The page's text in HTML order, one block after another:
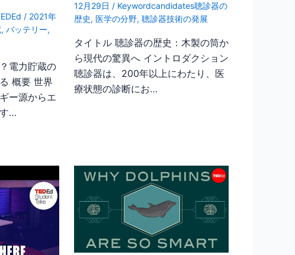
/ 2021年
, バッテリー,
電力貯蔵の
概要 世界
ー源からエ
…
12月29日 / Keywordcandidates聴診器の
歴史, 医学の分野, 聴診器技術の発展
タイトル 聴診器の歴史：木製の筒か
ら現代の驚異へ イントロダクション
聴診器は、200年以上にわたり、医
療状態の診断にお…